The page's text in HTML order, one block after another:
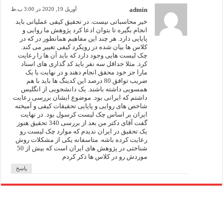
admin آوریل 19, 2020 در 3:00 ب.ظ
خیر محاسباتی نیست. در تحقیق کیفی عملیاتی باید
انجام بگیره تا بتوان ادعا کرد پژوهش ما روایی و
پایایی دارد. هر چند این مفاهیم همانطور در که در
کلاس ها بیان شده در رویکرد کیفی تغییر می کند.
چک لیست هایی وجود دارد که باید آن ها را رعایت
کرد. مثلا حداقل سه نفر باید کد گذاری های اسناد
مارا جز خود محقق انجام دهند و در نهایت با یک
ضریب توافق 80 درصد این کدینگ ها باید با هم
همسویی داشته باشند. یک دانشجویی از انگلیس
داشتم که ایرانی بود. موضوع ایشان بررسی رعایت
شاخص های روایی و پایایی تحقیقات کیفی و آمیخته
ایران بر اساس چک لیست کرسول بود. در نهایت
گفت آقای دکتر من بعد از بررسی 340 تحقیق هنوز
یک تحقیق در ایران ندیدم که موارد چک لیست رو
رعایت کرده باشه. متاسفانه یکی از مشکلات روش
شناختی در پژوهش های ایران است که بیش از 50
موردش رو در کلاس ها ذکر کردم
پاسخ